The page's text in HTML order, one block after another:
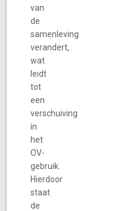
van
de
samenleving
verandert,
wat
leidt
tot
een
verschuiving
in
het
OV-
gebruik.
Hierdoor
staat
de